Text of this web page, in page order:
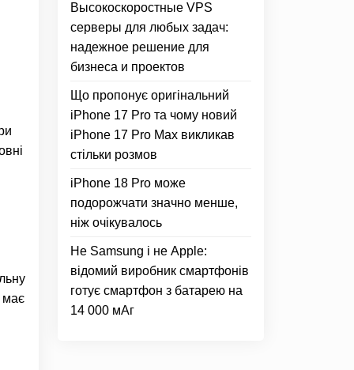
має
Высокоскоростные VPS
серверы для любых задач:
надежное решение для
бизнеса и проектов
Що пропонує оригінальний
iPhone 17 Pro та чому новий
iPhone 17 Pro Max викликав
стільки розмов
iPhone 18 Pro може
подорожчати значно менше,
ніж очікувалось
Не Samsung і не Apple:
відомий виробник смартфонів
готує смартфон з батарею на
14 000 мАг